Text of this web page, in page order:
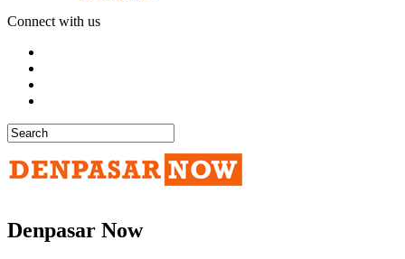
Connect with us
Denpasar Now